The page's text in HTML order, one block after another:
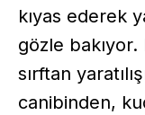
kıyas ederek
gözle
sırftan
canibinden,